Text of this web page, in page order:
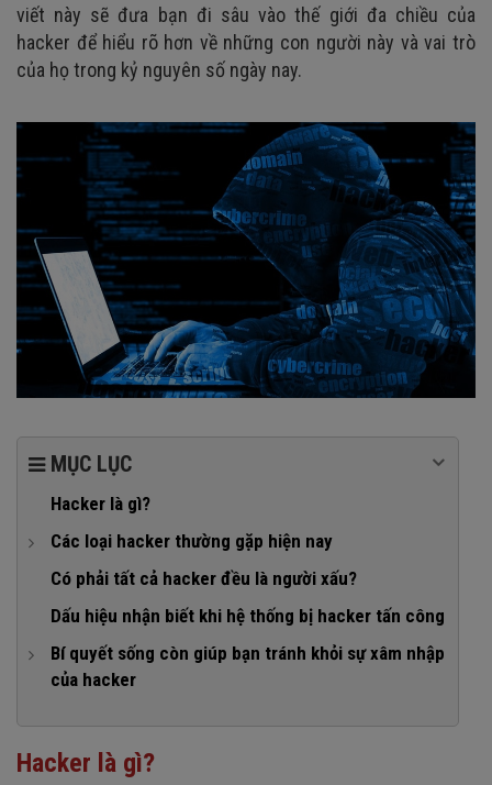
viết này sẽ đưa bạn đi sâu vào thế giới đa chiều của
hacker để hiểu rõ hơn về những con người này và vai trò
của họ trong kỷ nguyên số ngày nay.
MỤC LỤC
Hacker là gì?
Các loại hacker thường gặp hiện nay
1. Hacker mũ trắng (White hat hacker)
2. Hacker mũ đen (Black Hat Hacker)
3. Hacker mũ xám (Gray hat hacker)
4. Hacker mũ đỏ (Red hat hacker)
6. Script Kiddie
Có phải tất cả hacker đều là người xấu?
Dấu hiệu nhận biết khi hệ thống bị hacker tấn công
Bí quyết sống còn giúp bạn tránh khỏi sự xâm nhập
của hacker
2. Sử dụng mật khẩu mạnh và độc nhất
Hacker là gì?